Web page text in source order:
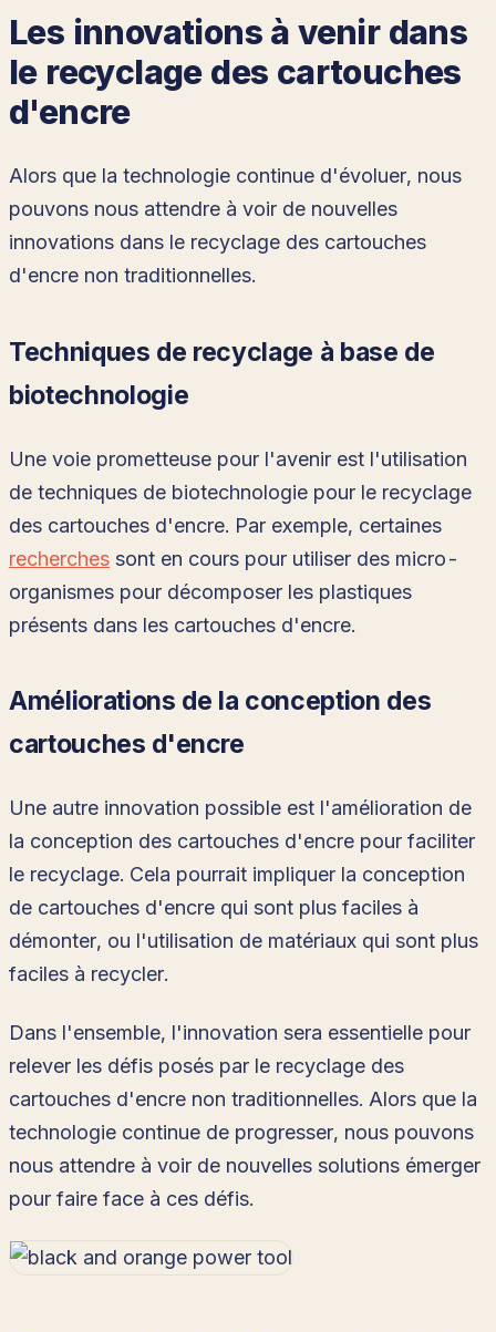
Les innovations à venir dans
le recyclage des cartouches
d'encre
Alors que la technologie continue d'évoluer, nous
pouvons nous attendre à voir de nouvelles
innovations dans le recyclage des cartouches
d'encre non traditionnelles.
Techniques de recyclage à base de
biotechnologie
Une voie prometteuse pour l'avenir est l'utilisation
de techniques de biotechnologie pour le recyclage
des cartouches d'encre. Par exemple, certaines
recherches sont en cours pour utiliser des micro-
organismes pour décomposer les plastiques
présents dans les cartouches d'encre.
Améliorations de la conception des
cartouches d'encre
Une autre innovation possible est l'amélioration de
la conception des cartouches d'encre pour faciliter
le recyclage. Cela pourrait impliquer la conception
de cartouches d'encre qui sont plus faciles à
démonter, ou l'utilisation de matériaux qui sont plus
faciles à recycler.
Dans l'ensemble, l'innovation sera essentielle pour
relever les défis posés par le recyclage des
cartouches d'encre non traditionnelles. Alors que la
technologie continue de progresser, nous pouvons
nous attendre à voir de nouvelles solutions émerger
pour faire face à ces défis.